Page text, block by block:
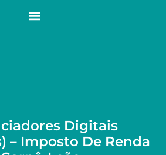
Digitais
– Imposto De Renda